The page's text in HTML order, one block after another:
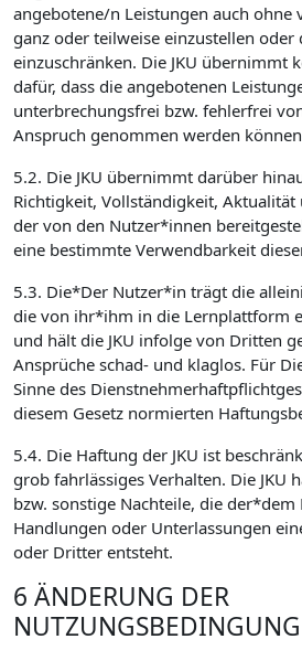
angebotene/n Leistungen auch
ganz oder teilweise einzustellen
einzuschränken. Die JKU übernimmt
dafür, dass die angebotenen
unterbrechungsfrei bzw. fehlerfrei
Anspruch genommen werden
5.2. Die JKU übernimmt darüber
Richtigkeit, Vollständigkeit,
der von den Nutzer*innen
eine bestimmte Verwendbarkeit
5.3. Die*Der Nutzer*in trägt die
die von ihr*ihm in die Lernplattform
und hält die JKU infolge von Dritten
Ansprüche schad- und klaglos. Für
Sinne des
diesem Gesetz normierten
5.4. Die Haftung der JKU ist
grob fahrlässiges Verhalten. Die JKU
bzw. sonstige Nachteile, die
Handlungen oder Unterlassungen
oder Dritter entsteht.
6 ÄNDERUNG DER